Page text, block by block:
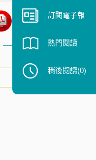
訂閱電子報
熱門閱讀
稍後閱讀(0)